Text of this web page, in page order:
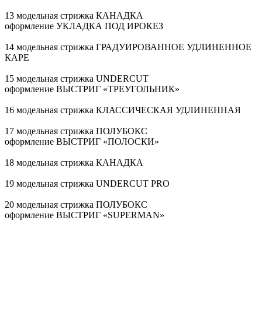
13 модельная стрижка КАНАДКА
оформление УКЛАДКА ПОД ИРОКЕЗ
14 модельная стрижка ГРАДУИРОВАННОЕ УДЛИНЕННОЕ
КАРЕ
15 модельная стрижка UNDERCUT
оформление ВЫСТРИГ «ТРЕУГОЛЬНИК»
16 модельная стрижка КЛАССИЧЕСКАЯ УДЛИНЕННАЯ
17 модельная стрижка ПОЛУБОКС
оформление ВЫСТРИГ «ПОЛОСКИ»
18 модельная стрижка КАНАДКА
19 модельная стрижка UNDERCUT PRO
20 модельная стрижка ПОЛУБОКС
оформление ВЫСТРИГ «SUPERMAN»